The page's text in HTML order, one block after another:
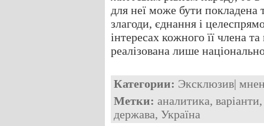
для неї може бути покладена
злагоди, єднання і
інтересах кожного її члена
реалізована лише
Категории: Эксклюзив|
Метки: аналитика, варіанти
держава, Україна